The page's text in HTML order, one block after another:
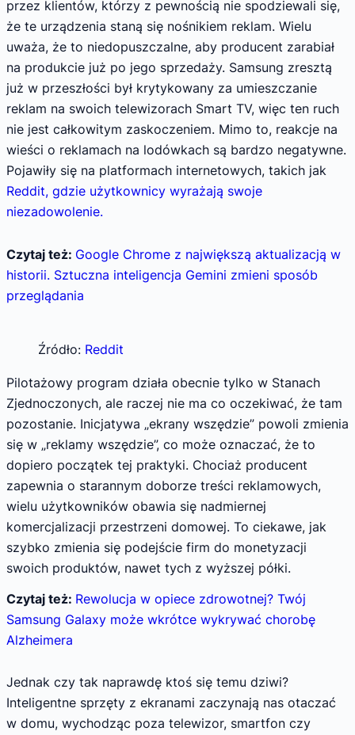
przez klientów, którzy z pewnością nie spodziewali się,
że te urządzenia staną się nośnikiem reklam. Wielu
uważa, że to niedopuszczalne, aby producent zarabiał
na produkcie już po jego sprzedaży. Samsung zresztą
już w przeszłości był krytykowany za umieszczanie
reklam na swoich telewizorach Smart TV, więc ten ruch
nie jest całkowitym zaskoczeniem. Mimo to, reakcje na
wieści o reklamach na lodówkach są bardzo negatywne.
Pojawiły się na platformach internetowych, takich jak
Reddit, gdzie użytkownicy wyrażają swoje
niezadowolenie.
Czytaj też: Google Chrome z największą aktualizacją w
historii. Sztuczna inteligencja Gemini zmieni sposób
przeglądania
Źródło: Reddit
Pilotażowy program działa obecnie tylko w Stanach
Zjednoczonych, ale raczej nie ma co oczekiwać, że tam
pozostanie. Inicjatywa „ekrany wszędzie” powoli zmienia
się w „reklamy wszędzie”, co może oznaczać, że to
dopiero początek tej praktyki. Chociaż producent
zapewnia o starannym doborze treści reklamowych,
wielu użytkowników obawia się nadmiernej
komercjalizacji przestrzeni domowej. To ciekawe, jak
szybko zmienia się podejście firm do monetyzacji
swoich produktów, nawet tych z wyższej półki.
Czytaj też: Rewolucja w opiece zdrowotnej? Twój
Samsung Galaxy może wkrótce wykrywać chorobę
Alzheimera
Jednak czy tak naprawdę ktoś się temu dziwi?
Inteligentne sprzęty z ekranami zaczynają nas otaczać
w domu, wychodząc poza telewizor, smartfon czy